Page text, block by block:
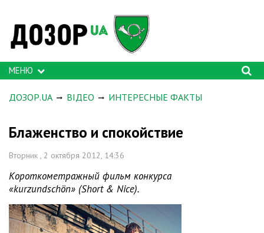
МЕНЮ
ДОЗОР.UA ВІДЕО ИНТЕРЕСНЫЕ ФАКТЫ
Блаженство и спокойствие
Вторник , 2 октября 2012, 14:36
Короткометражный фильм конкурса
«kurzundschön» (Short & Nice).